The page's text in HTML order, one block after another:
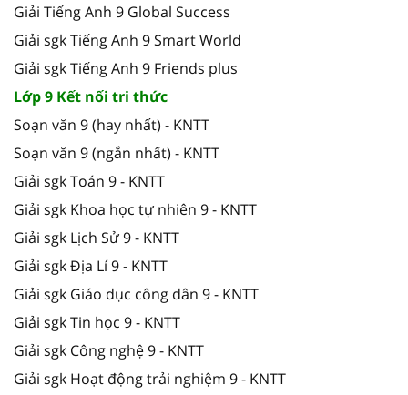
Giải Tiếng Anh 9 Global Success
Giải sgk Tiếng Anh 9 Smart World
Giải sgk Tiếng Anh 9 Friends plus
Lớp 9 Kết nối tri thức
Soạn văn 9 (hay nhất) - KNTT
Soạn văn 9 (ngắn nhất) - KNTT
Giải sgk Toán 9 - KNTT
Giải sgk Khoa học tự nhiên 9 - KNTT
Giải sgk Lịch Sử 9 - KNTT
Giải sgk Địa Lí 9 - KNTT
Giải sgk Giáo dục công dân 9 - KNTT
Giải sgk Tin học 9 - KNTT
Giải sgk Công nghệ 9 - KNTT
Giải sgk Hoạt động trải nghiệm 9 - KNTT